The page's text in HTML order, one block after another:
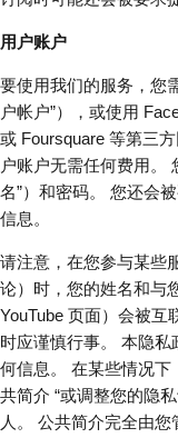
用户账户
要使用我们的服务，您
户帐户”），或使用
或 Foursquare 等第三
户账户无需任何费用。
名”）和密码。 您还会
信息。
请注意，在您参与某些
论）时，您的姓名和与
YouTube 页面）会被互
时应谨慎行事。 本隐
何信息。 在某些情况下
共简介 “或调整您的隐
人。 公共简介完全由您